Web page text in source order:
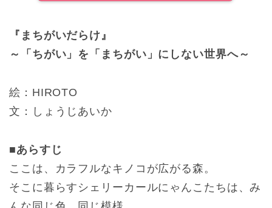
『まちがいだらけ』
～「ちがい」を「まちがい」にしない世界へ～
絵：HIROTO
文：しょうじあいか
■あらすじ
ここは、カラフルなキノコが広がる森。
そこに暮らすシェリーカールにゃんこたちは、み